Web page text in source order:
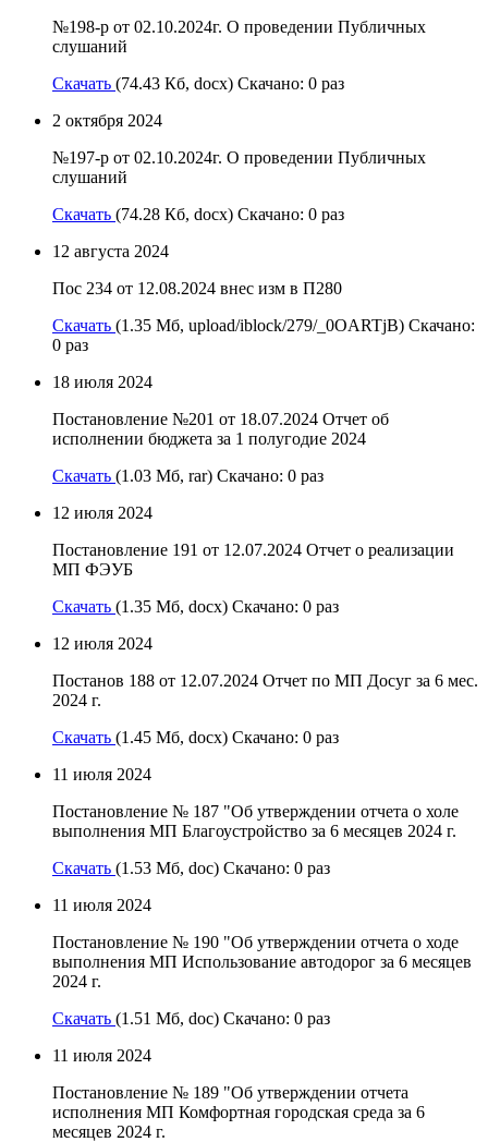
№198-р от 02.10.2024г. О проведении Публичных
слушаний
Скачать (74.43 Кб, docx) Скачано: 0 раз
2 октября 2024
№197-р от 02.10.2024г. О проведении Публичных
слушаний
Скачать (74.28 Кб, docx) Скачано: 0 раз
12 августа 2024
Пос 234 от 12.08.2024 внес изм в П280
Скачать (1.35 Мб, upload/iblock/279/_0OARTjB) Скачано:
0 раз
18 июля 2024
Постановление №201 от 18.07.2024 Отчет об
исполнении бюджета за 1 полугодие 2024
Скачать (1.03 Мб, rar) Скачано: 0 раз
12 июля 2024
Постановление 191 от 12.07.2024 Отчет о реализации
МП ФЭУБ
Скачать (1.35 Мб, docx) Скачано: 0 раз
12 июля 2024
Постанов 188 от 12.07.2024 Отчет по МП Досуг за 6 мес.
2024 г.
Скачать (1.45 Мб, docx) Скачано: 0 раз
11 июля 2024
Постановление № 187 "Об утверждении отчета о холе
выполнения МП Благоустройство за 6 месяцев 2024 г.
Скачать (1.53 Мб, doc) Скачано: 0 раз
11 июля 2024
Постановление № 190 "Об утверждении отчета о ходе
выполнения МП Использование автодорог за 6 месяцев
2024 г.
Скачать (1.51 Мб, doc) Скачано: 0 раз
11 июля 2024
Постановление № 189 "Об утверждении отчета
исполнения МП Комфортная городская среда за 6
месяцев 2024 г.